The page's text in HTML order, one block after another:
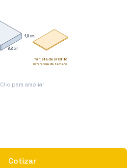
8,2 cm
1,8 cm
Tarjeta de crédito
referencia de tamaño
Clic para ampliar
Cotizar